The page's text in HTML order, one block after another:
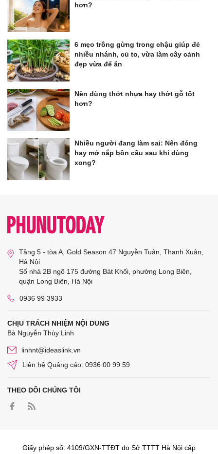
hơn?
6 mẹo trồng gừng trong chậu giúp đẻ
nhiều nhánh, củ to, vừa làm cây cảnh
đẹp vừa để ăn
Nên dùng thớt nhựa hay thớt gỗ tốt
hơn?
Nhiều người đang làm sai: Nên đóng
hay mở nắp bồn cầu sau khi dùng
xong?
Tầng 5 - tòa A, Gold Season 47 Nguyễn Tuân, Thanh Xuân,
Hà Nội
Số nhà 2B ngõ 175 đường Bát Khối, phường Long Biên,
quận Long Biên, Hà Nội
0936 99 3933
CHỊU TRÁCH NHIỆM NỘI DUNG
Bà Nguyễn Thùy Linh
linhnt@ideaslink.vn
Liên hệ Quảng cáo: 0936 00 99 59
THEO DÕI CHÚNG TÔI
Giấy phép số: 4109/GXN-TTĐT do Sở TTTT Hà Nội cấp